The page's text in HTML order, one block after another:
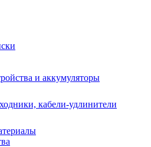
и аккумуляторы
кабели-удлинители